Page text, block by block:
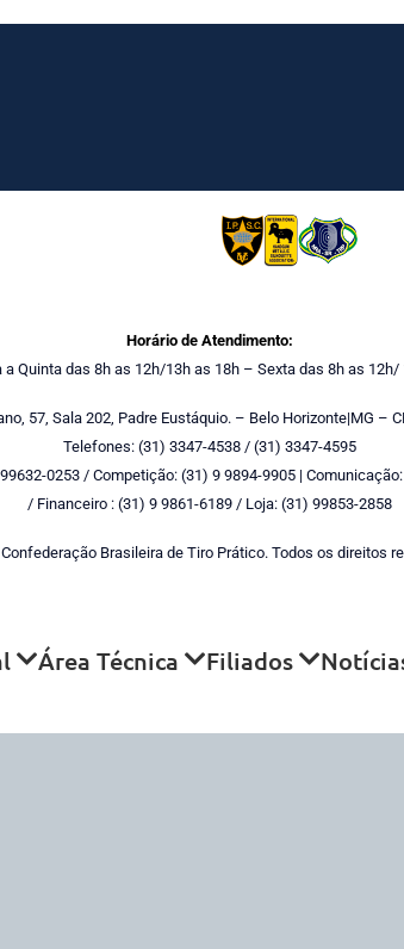
Horário de Atendimento:
a Quinta das 8h as 12h/13h as 18h – Sexta das 8h as 12h/
57, Sala 202, Padre Eustáquio. – Belo Horizonte|MG –
Telefones: (31) 3347-4538 / (31) 3347-4595
0253 / Competição: (31) 9 9894-9905 |
/ Financeiro : (31) 9 9861-6189 / Loja: (31) 99853-2858
Brasileira de Tiro Prático. Todos os direitos
Área Técnica Filiados